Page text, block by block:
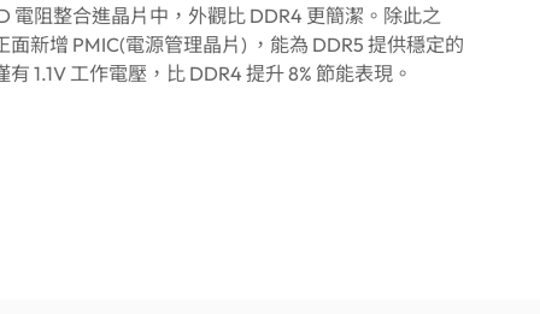
電阻整合進晶片中，外觀比 DDR4 更簡潔。除此之
面新增 PMIC(電源管理晶片) ，能為 DDR5 提供穩定的
1.1V 工作電壓，比 DDR4 提升 8% 節能表現。